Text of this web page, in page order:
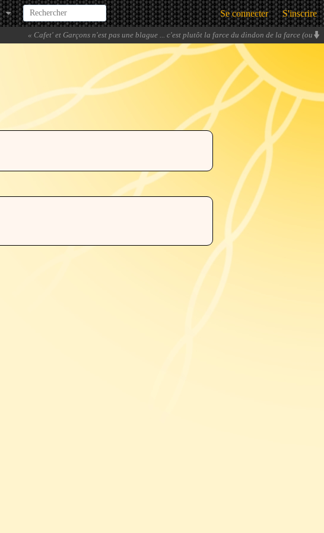
Se connecter S'inscrire
« Cafet' et Garçons n'est pas une blague ... c'est plutôt la farce du dindon de la farce (ou
le dindon farci de ... stop !).» -cheikh35